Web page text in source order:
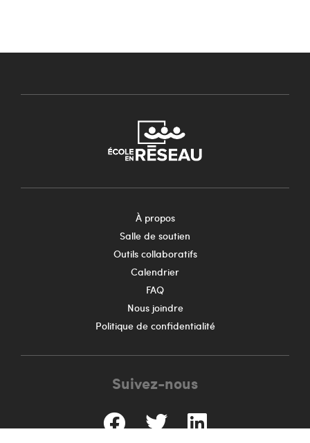
À propos
Salle de soutien
Outils collaboratifs
Calendrier
FAQ
Nous joindre
Politique de confidentialité
Suivez-nous